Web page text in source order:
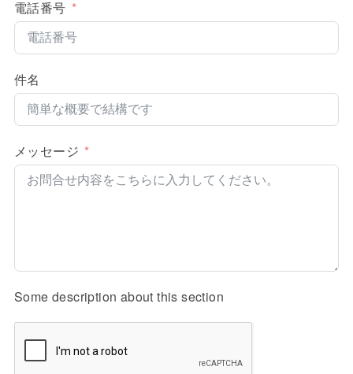
電話番号
件名
メッセージ
Some description about this section